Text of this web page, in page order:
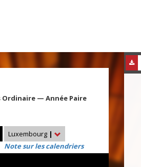
Ordinaire — Année Paire
Luxembourg |
Note sur les calendriers